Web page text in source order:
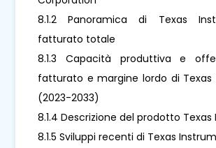
8.1.2 Panoramica di Texas
fatturato totale
8.1.3 Capacità produttiva e
fatturato e margine lordo di Texas
(2023-2033)
8.1.4 Descrizione del prodotto
8.1.5 Sviluppi recenti di Texas